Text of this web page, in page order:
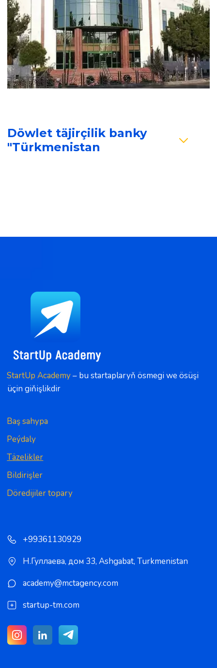
Döwlet täjirçilik banky
"Türkmenistan
StartUp Academy – bu startaplaryň ösmegi we ösüşi
üçin giňişlikdir
Baş sahypa
Peýdaly
Täzelikler
Bildirişler
Döredijiler topary
+99361130929
Н.Гуллаева, дом 33, Ashgabat, Turkmenistan
academy@mctagency.com
startup-tm.com